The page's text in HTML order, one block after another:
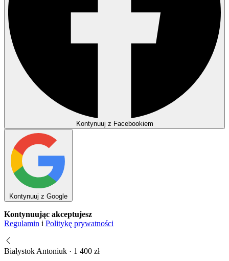
Kontynuuj z Facebookiem
Kontynuuj z Google
Kontynuując akceptujesz
Regulamin i Politykę prywatności
Białystok Antoniuk · 1 400 zł